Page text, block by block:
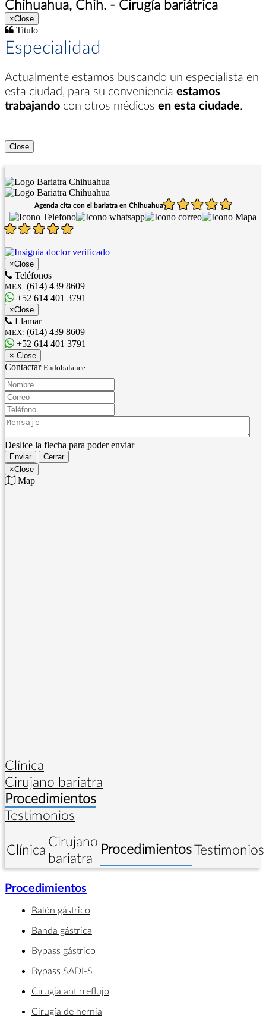
Chihuahua, Chih. - Cirugía bariátrica
×Close
Titulo
Especialidad
Actualmente estamos buscando un especialista en
esta ciudad, para su conveniencia estamos
trabajando con otros médicos en esta ciudade.
Close
Agenda cita con el bariatra en Chihuahua
×Close
Teléfonos
MEX: (614) 439 8609
+52 614 401 3791
×Close
Llamar
MEX: (614) 439 8609
+52 614 401 3791
× Close
Contactar Endobalance
Nombre:
Correo:
Teléfono:
Mensaje:
Deslice la flecha para poder enviar
Enviar
Cerrar
×Close
Map
Clínica
Cirujano bariatra
Procedimientos
Testimonios
Clínica Cirujano
bariatra
ProcedimientosTestimonios
Procedimientos
Balón gástrico
Banda gástrica
Bypass gástrico
Bypass SADI-S
Cirugía antirreflujo
Cirugía de hernia